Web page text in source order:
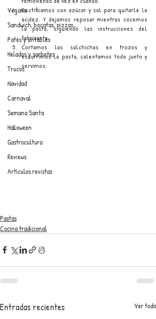
Vegano
Sandwich, bocatas, pizzas...
Patés y untables
Helados y sorbetes
Trucos
Navidad
Carnaval
Semana Santa
Halloween
Gastrocultura
Reviews
Artículos revistas
Rectificamos con azúcar y sal para quitarle la
acidez. Y dejamos reposar mientras cocemos
la pasta, siguiendo las instrucciones del
fabricante.
Cortamos las salchichas en trozos y
escurrimos la pasta, calentamos todo junto y
servimos.
Pastas
Cocina tradicional
Entradas recientes Ver todo